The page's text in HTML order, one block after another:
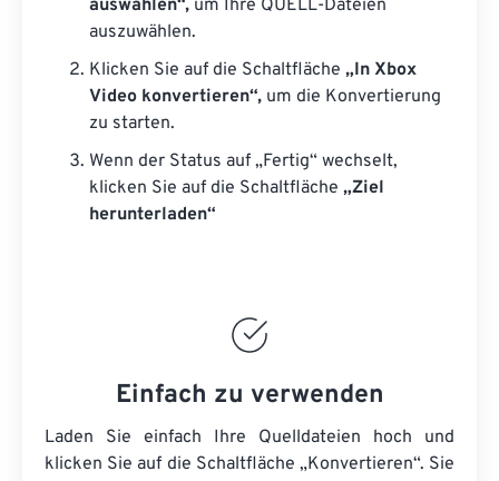
auswählen“, um Ihre QUELL-Dateien
auszuwählen.
Klicken Sie auf die Schaltfläche „In Xbox
Video konvertieren“, um die Konvertierung
zu starten.
Wenn der Status auf „Fertig“ wechselt,
klicken Sie auf die Schaltfläche „Ziel
herunterladen“
Einfach zu verwenden
Laden Sie einfach Ihre Quelldateien hoch und
klicken Sie auf die Schaltfläche „Konvertieren“. Sie